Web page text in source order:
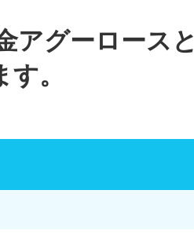
アグーロースと
。